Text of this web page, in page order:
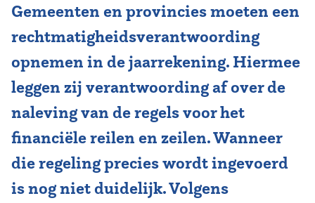
Contact
Gemeenten en provincies moeten een
rechtmatigheidsverantwoording
opnemen in de jaarrekening. Hiermee
leggen zij verantwoording af over de
naleving van de regels voor het
financiële reilen en zeilen. Wanneer
die regeling precies wordt ingevoerd
is nog niet duidelijk. Volgens